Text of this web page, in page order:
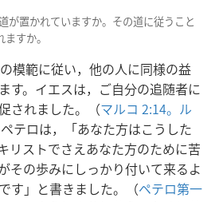
が置かれていますか。その道に従うこと
すか。
模範に従い，他の人に同様の益
す。イエスは，ご自分の追随者に
されました。（マルコ 2:14。 ル
テロは，「あなた方はこうした
リストでさえあなた方のために苦
その歩みにしっかり付いて来るよ
す」と書きました。（ペテロ第一